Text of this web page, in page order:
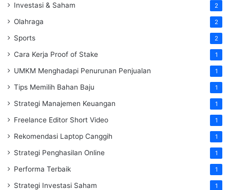
Investasi & Saham 2
Olahraga 2
Sports 2
Cara Kerja Proof of Stake 1
UMKM Menghadapi Penurunan Penjualan 1
Tips Memilih Bahan Baju 1
Strategi Manajemen Keuangan 1
Freelance Editor Short Video 1
Rekomendasi Laptop Canggih 1
Strategi Penghasilan Online 1
Performa Terbaik 1
Strategi Investasi Saham 1